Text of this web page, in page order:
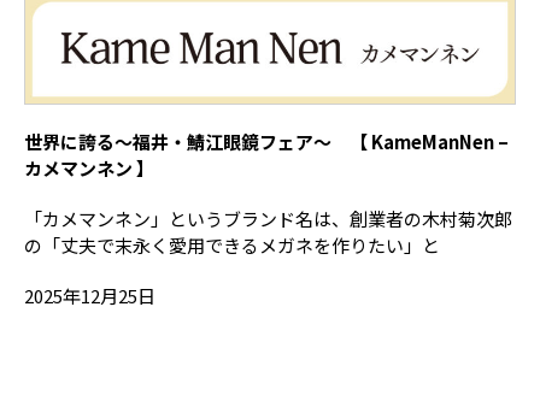
世界に誇る～福井・鯖江眼鏡フェア～ 【 KameManNen –
カメマンネン 】
「カメマンネン」というブランド名は、創業者の木村菊次郎
の「丈夫で末永く愛用できるメガネを作りたい」と
2025年12月25日